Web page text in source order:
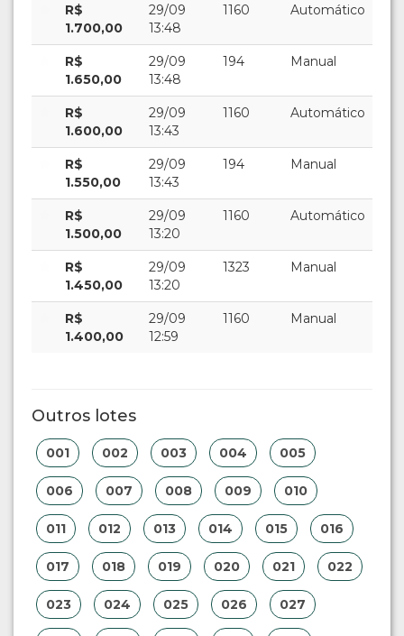
R$
1.700,00
29/09
13:48
1160 Automático
R$
1.650,00
29/09
13:48
194 Manual
R$
1.600,00
29/09
13:43
1160 Automático
R$
1.550,00
29/09
13:43
194 Manual
R$
1.500,00
29/09
13:20
1160 Automático
R$
1.450,00
29/09
13:20
1323 Manual
R$
1.400,00
29/09
12:59
1160 Manual
Outros lotes
001 002 003 004 005
006 007 008 009 010
011 012 013 014 015 016
017 018 019 020 021 022
023 024 025 026 027